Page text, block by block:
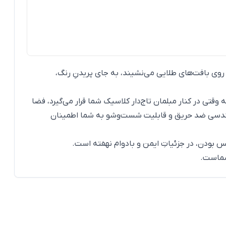
بافت‌های طلایی می‌نشیند، به جای پریدنِ رنگ،
در کنار مبلمان تاج‌دار کلاسیک شما قرار می‌گیرد، فضا
ضد حریق و قابلیت شست‌وشو به شما اطمینان
بودن، در جزئیاتِ ایمن و بادوام نهفته است.
شماست.